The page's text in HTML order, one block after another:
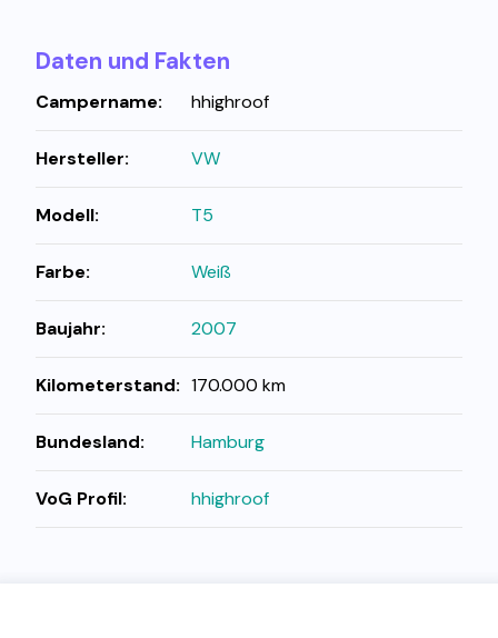
Daten und Fakten
Campername: hhighroof
Hersteller: VW
Modell: T5
Farbe: Weiß
Baujahr: 2007
Kilometerstand: 170.000 km
Bundesland: Hamburg
VoG Profil: hhighroof